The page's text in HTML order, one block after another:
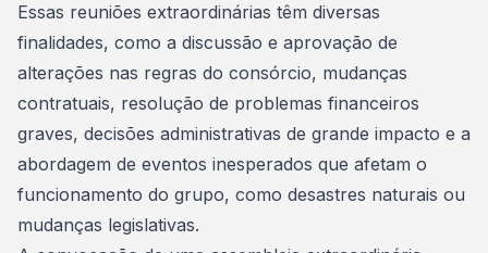
Essas reuniões extraordinárias têm diversas
finalidades, como a discussão e aprovação de
alterações nas regras do consórcio, mudanças
contratuais, resolução de problemas financeiros
graves, decisões administrativas de grande impacto e a
abordagem de eventos inesperados que afetam o
funcionamento do grupo, como desastres naturais ou
mudanças legislativas.